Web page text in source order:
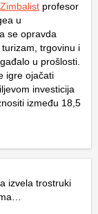
profesor
u
se opravda
trgovinu i
u prošlosti.
igre ojačati
investicija
između 18,5
izvela trostruki